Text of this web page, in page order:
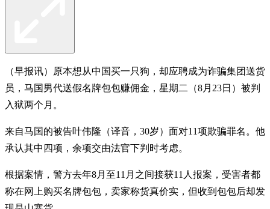
（早报讯）原本想从中国买一只狗，却应聘成为诈骗集团送货
员，马国男代送假名牌包包赚佣金，星期二（8月23日）被判
入狱两个月。
来自马国的被告叶伟隆（译音，30岁）面对11项欺骗罪名。他
承认其中四项，余项交由法官下判时考虑。
根据案情，警方去年8月至11月之间接获11人报案，受害者都
称在网上购买名牌包包，卖家称货真价实，但收到包包后却发